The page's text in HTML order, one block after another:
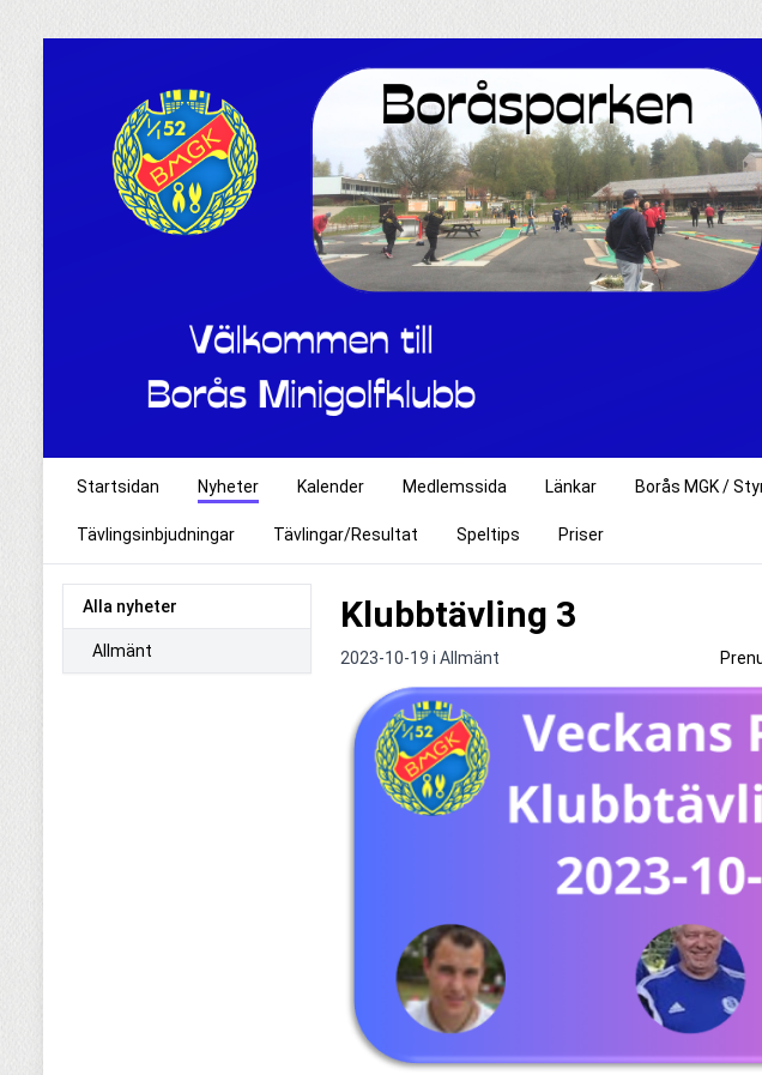
Startsidan Nyheter Kalender Medlemssida Länkar Borås MGK /
Tävlingsinbjudningar Tävlingar/Resultat Speltips Priser
Alla nyheter
Allmänt
Klubbtävling 3
2023-10-19 i Allmänt